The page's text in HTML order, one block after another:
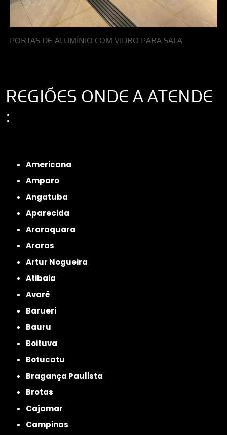
PORTAS DE ALUMÍNIO COM VIDRO PARA SALA
REGIÕES ONDE A ATENDE
:
Americana
Amparo
Angatuba
Aparecida
Araraquara
Araras
Artur Nogueira
Atibaia
Avaré
Barueri
Bauru
Boituva
Botucatu
Bragança Paulista
Brotas
Cajamar
Campinas